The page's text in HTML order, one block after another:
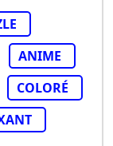
ANIME
COLORÉ